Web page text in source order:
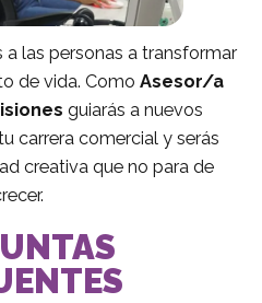
a las personas a transformar
de vida. Como Asesor/a
guiarás a nuevos
carrera comercial y serás
creativa que no para de